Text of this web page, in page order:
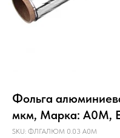
Фольга
мкм, Марка: А0М,
SKU: ФЛГАЛЮМ 0.03 А0М